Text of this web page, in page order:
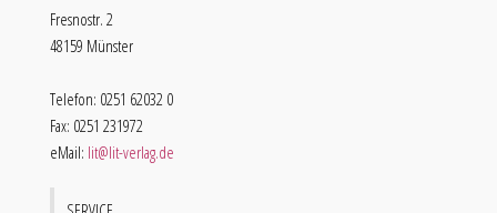
Fresnostr. 2
48159 Münster
Telefon: 0251 62032 0
Fax: 0251 231972
eMail: lit@lit-verlag.de